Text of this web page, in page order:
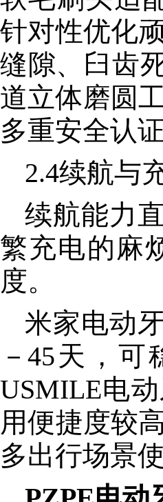
针对性优化
缝隙、臼齿
道立体磨圆
多重安全认
2.4续航与
续航能力
繁充电的麻
度。
米家电动
－45天，
USMILE电
用便捷度较
多出行场景